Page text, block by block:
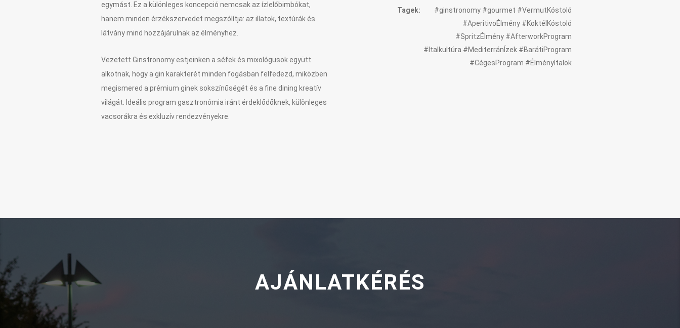
egymást. Ez a különleges koncepció nemcsak az ízlelőbimbókat,
hanem minden érzékszervedet megszólítja: az illatok, textúrák és
látvány mind hozzájárulnak az élményhez.
Vezetett Ginstronomy estjeinken a séfek és mixológusok együtt
alkotnak, hogy a gin karakterét minden fogásban felfedezd, miközben
megismered a prémium ginek sokszínűségét és a fine dining kreatív
világát. Ideális program gasztronómia iránt érdeklődőknek, különleges
vacsorákra és exkluzív rendezvényekre.
Tagek:
#ginstronomy #gourmet #VermutKóstoló
#AperitivoÉlmény #KoktélKóstoló
#SpritzÉlmény #AfterworkProgram
#Italkultúra #MediterránÍzek #BarátiProgram
#CégesProgram #ÉlményItalok
AJÁNLATKÉRÉS